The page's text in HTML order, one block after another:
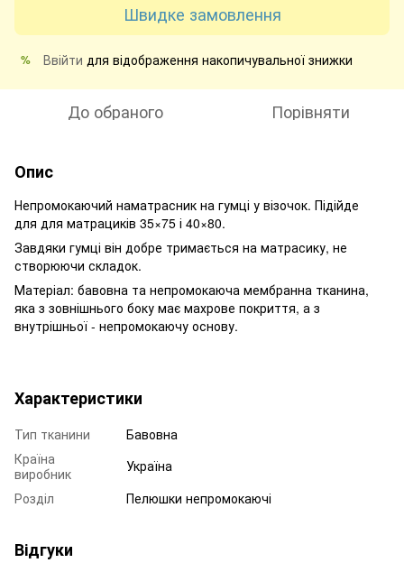
Швидке замовлення
% Ввійти для відображення накопичувальної знижки
До обраного Порівняти
Опис
Непромокаючий наматрасник на гумці у візочок. Підійде
для для матрациків 35×75 і 40×80.
Завдяки гумці він добре тримається на матрасику, не
створюючи складок.
Матеріал: бавовна та непромокаюча мембранна тканина,
яка з зовнішнього боку має махрове покриття, а з
внутрішньої - непромокаючу основу.
Характеристики
Тип тканини
Бавовна
Країна
виробник
Україна
Розділ
Пелюшки непромокаючі
Відгуки